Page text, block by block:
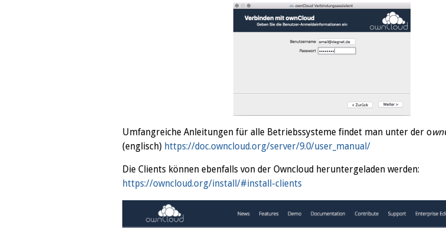
Umfangreiche Anleitungen für alle Betriebssysteme findet man unter der o
(englisch) https://doc.owncloud.org/server/9.0/user_manual/
Die Clients können ebenfalls von der Owncloud heruntergeladen werden:
https://owncloud.org/install/#install-clients